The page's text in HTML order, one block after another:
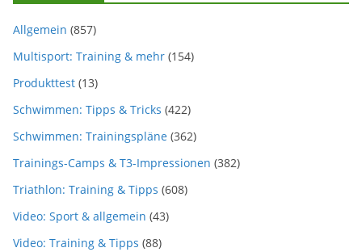
Allgemein (857)
Multisport: Training & mehr (154)
Produkttest (13)
Schwimmen: Tipps & Tricks (422)
Schwimmen: Trainingspläne (362)
Trainings-Camps & T3-Impressionen (382)
Triathlon: Training & Tipps (608)
Video: Sport & allgemein (43)
Video: Training & Tipps (88)